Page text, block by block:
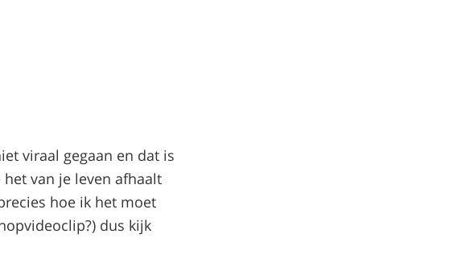
viraal gegaan en dat is
van je leven afhaalt
hoe ik het moet
dus kijk